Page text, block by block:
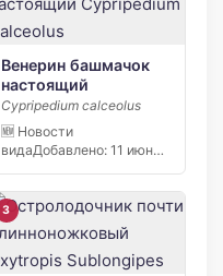
Венерин башмачок
настоящий
Cypripedium calceolus
🆕 Новости
видаДобавлено: 11 июня
«Кивач» в […]
3